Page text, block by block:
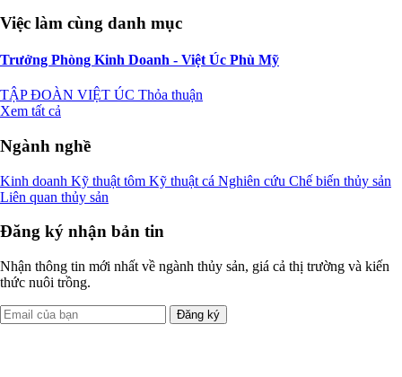
Việc làm cùng danh mục
Trưởng Phòng Kinh Doanh - Việt Úc Phù Mỹ
TẬP ĐOÀN VIỆT ÚC Thỏa thuận
Xem tất cả
Ngành nghề
Kinh doanh Kỹ thuật tôm Kỹ thuật cá Nghiên cứu Chế biến thủy sản
Liên quan thủy sản
Đăng ký nhận bản tin
Nhận thông tin mới nhất về ngành thủy sản, giá cả thị trường và kiến
thức nuôi trồng.
Đăng ký